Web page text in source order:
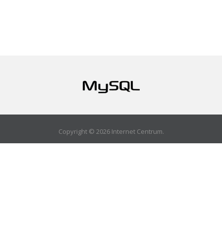
Copyright © 2026 Internet Centrum.